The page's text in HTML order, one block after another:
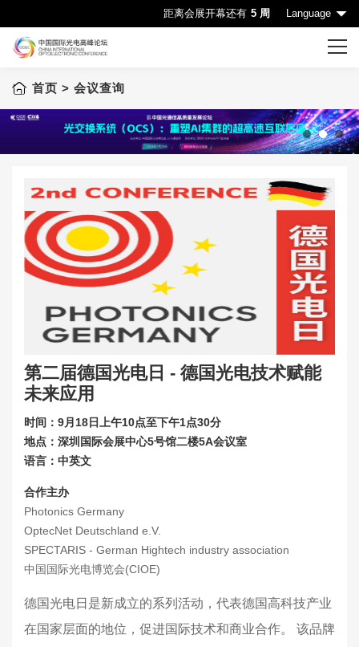
距离会展开幕还有 5 周 Language
首页
CIOE首页
会议查询
赞助机会
下载中心
联系我们
关于展会
首页 > 会议查询
第二届德国光电日 - 德国光电技术赋能
未来应用
时间：9月18日上午10点至下午1点30分
地点：深圳国际会展中心5号馆二楼5A会议室
语言：中英文
合作主办
Photonics Germany
OptecNet Deutschland e.V.
SPECTARIS - German Hightech industry association
中国国际光电博览会(CIOE)
德国光电日是新成立的系列活动，代表德国高科技产业
在国家层面的地位，促进国际技术和商业合作。 该品牌